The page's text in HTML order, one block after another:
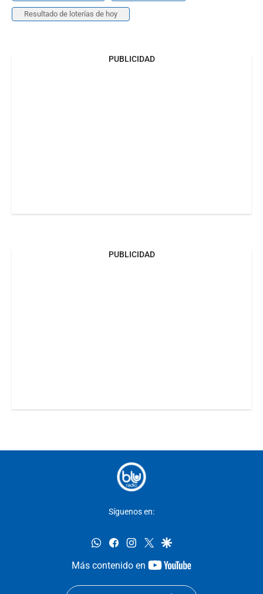
Resultado de loterías de hoy
PUBLICIDAD
PUBLICIDAD
Síguenos en:
whatsappfacebookinstagram
twittergoogle
Más contenido en
youtube-